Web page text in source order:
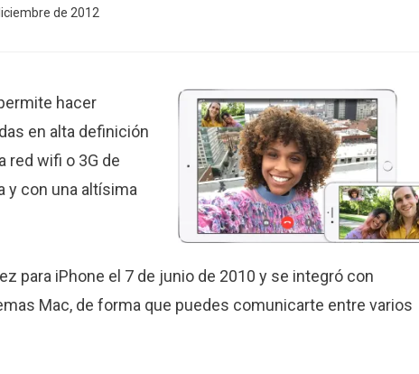
de 2012
hacer
en alta definición
red wifi o 3G de
y con una altísima
para iPhone el 7 de junio de 2010 y se integró con
Mac, de forma que puedes comunicarte entre varios